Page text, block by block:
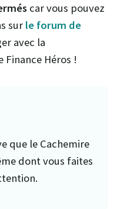
car vous pouvez
sur le forum de
avec la
Héros !
que le Cachemire
dont vous faites